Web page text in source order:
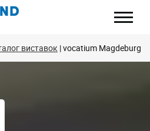
виставок vocatium Magdeburg